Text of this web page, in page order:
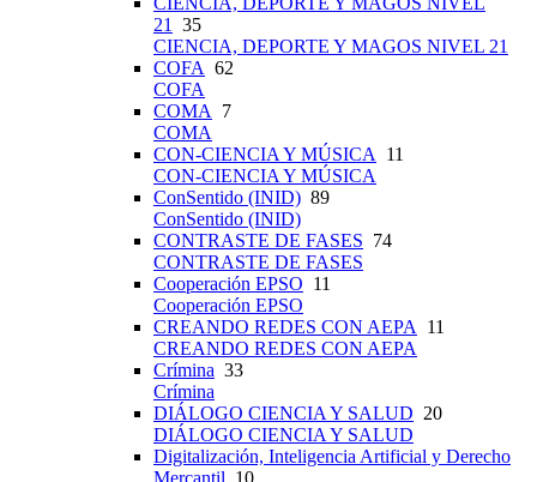
21
35
CIENCIA, DEPORTE Y MAGOS NIVEL 21
COFA 62
COFA
COMA
7
COMA
CON-CIENCIA Y MÚSICA
11
CON-CIENCIA Y MÚSICA
ConSentido (INID) 89
ConSentido (INID)
CONTRASTE DE FASES 74
CONTRASTE DE FASES
Cooperación EPSO 11
Cooperación EPSO
CREANDO REDES CON AEPA
11
CREANDO REDES CON AEPA
Crímina 33
Crímina
DIÁLOGO CIENCIA Y SALUD 20
DIÁLOGO CIENCIA Y SALUD
Digitalización, Inteligencia Artificial y Derecho